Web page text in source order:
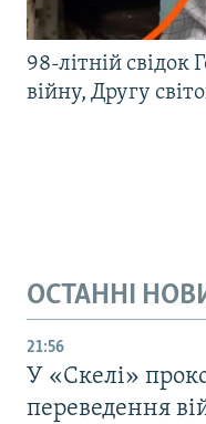
98-літній
війну, Другу
ОСТАННІ
21:56
У «Скелі»
переведення